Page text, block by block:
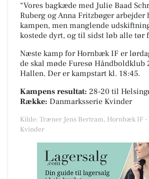
“Vores bagkæde med Julie Baad
Ruberg og Anna Fritzbøger arbejder
kampen, men manglende
kostede dyrt, og til sidst løb alle tør
Næste kamp for Hornbæk IF er
de skal møde Furesø Håndboldklub
Hallen. Der er kampstart kl. 18:45.
Kampens resultat: 28-20 til
Række: Danmarksserie Kvinder
Kilde: Træner Jens Bertram, Hornbæk IF
Kvinder